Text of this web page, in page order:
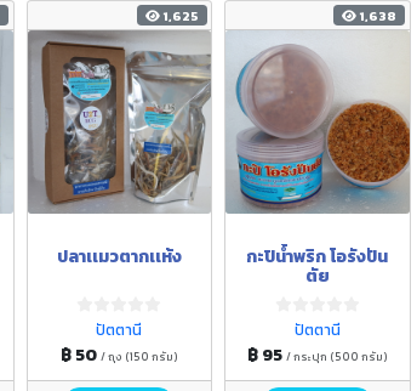
1,625
ปลาเเมวตากเเห้ง
ปัตตานี
฿ 50 / ถุง (150 กรัม)
1,638
กะปิน้ำพริก โอรังปัน
ตัย
ปัตตานี
฿ 95 / กระปุก (500 กรัม)